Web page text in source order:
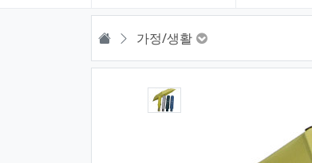
HOME 가정/생활